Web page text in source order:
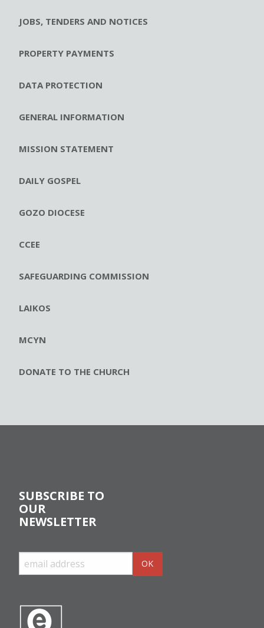
JOBS, TENDERS AND NOTICES
PROPERTY PAYMENTS
DATA PROTECTION
GENERAL INFORMATION
MISSION STATEMENT
DAILY GOSPEL
GOZO DIOCESE
CCEE
SAFEGUARDING COMMISSION
LAIKOS
MCYN
DONATE TO THE CHURCH
SUBSCRIBE TO
OUR
NEWSLETTER